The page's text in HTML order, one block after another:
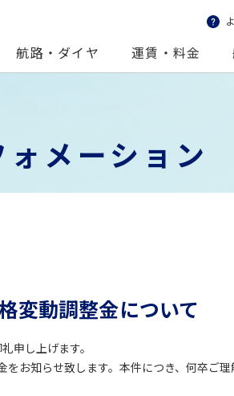
航路・ダイヤ 運賃・料金
WEB予約カンタン！
ォメーション
変動調整金について
申し上げます。
お知らせ致します。本件につき、何卒ご